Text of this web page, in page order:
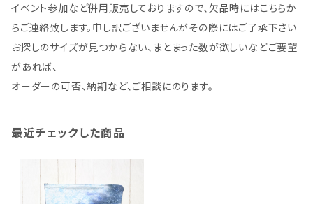
イベント参加など併用販売しておりますので、欠品時にはこちらか
らご連絡致します。申し訳ございませんがその際にはご了承下さい
お探しのサイズが見つからない、まとまった数が欲しいなどご要望
があれば、
オーダーの可否、納期など、ご相談にのります。
最近チェックした商品